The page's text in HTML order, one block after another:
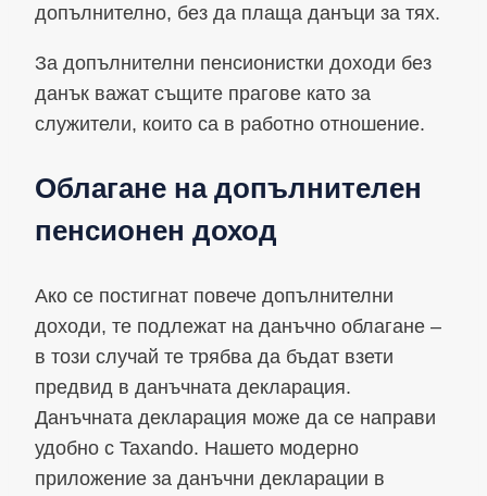
допълнително, без да плаща данъци за тях.
За допълнителни пенсионистки доходи без
данък важат същите прагове като за
служители, които са в работно отношение.
Облагане на допълнителен
пенсионен доход
Ако се постигнат повече допълнителни
доходи, те подлежат на данъчно облагане –
в този случай те трябва да бъдат взети
предвид в данъчната декларация.
Данъчната декларация може да се направи
удобно с Taxando. Нашето модерно
приложение за данъчни декларации в